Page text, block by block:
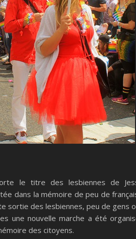
le titre des lesbiennes de
dans la mémoire de peu de
sortie des lesbiennes, peu de gens
une nouvelle marche a été
des citoyens.